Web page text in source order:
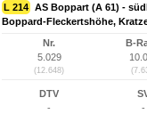
L 214 AS Boppart (A 61) -
Boppard-Fleckertshöhe,
Nr.
5.029
(12.648)
B-
DTV
-
-